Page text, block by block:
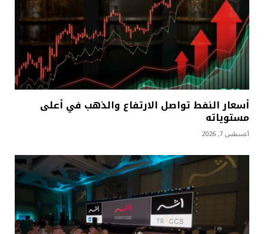
أسعار النفط تواصل الارتفاع والذهب في أعلى
مستوياته
أغسطس 7, 2026